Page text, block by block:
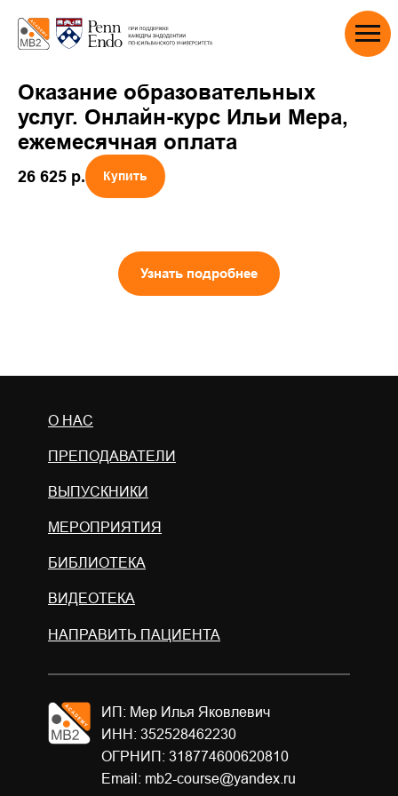
Оказание образовательных
услуг. Онлайн-курс Ильи Мера,
ежемесячная оплата
26 625 р. Купить
Узнать подробнее
О НАС
ПРЕПОДАВАТЕЛИ
МЕРОПРИЯТИЯ
ВИДЕОТЕКА
БИБЛИОТЕКА
НАПРАВИТЬ ПАЦИЕНТА
ИП: Мер Илья Яковлевич
ИНН: 352528462230
ОГРНИП: 318774600620810
Email: mb2-course@yandex.ru
ВЫПУСКНИКИ